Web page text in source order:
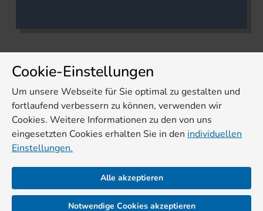
Cookie-Einstellungen
Um unsere Webseite für Sie optimal zu gestalten und
fortlaufend verbessern zu können, verwenden wir
Cookies. Weitere Informationen zu den von uns
eingesetzten Cookies erhalten Sie in den individuellen
Einstellungen.
Alle akzeptieren
Notwendige Cookies akzeptieren